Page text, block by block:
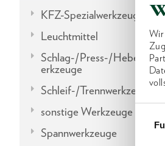
Wir
KFZ-Spezialwerkzeuge
Leuchtmittel
Schlag-/Press-/Hebel-/
erkzeuge
Schleif-/Trennwerkzeuge
sonstige Werkzeuge
Spannwerkzeuge